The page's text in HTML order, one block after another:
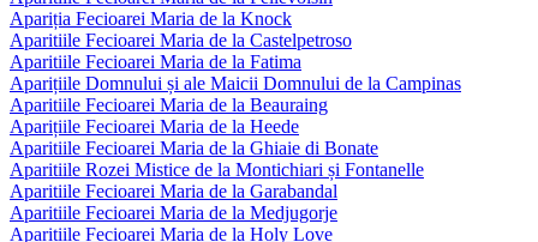
Apariția Fecioarei Maria de la Knock
Aparitiile Fecioarei Maria de la Castelpetroso
Aparitiile Fecioarei Maria de la Fatima
Aparițiile Domnului și ale Maicii Domnului de la Campinas
Aparitiile Fecioarei Maria de la Beauraing
Aparițiile Fecioarei Maria de la Heede
Aparitiile Fecioarei Maria de la Ghiaie di Bonate
Aparitiile Rozei Mistice de la Montichiari și Fontanelle
Aparitiile Fecioarei Maria de la Garabandal
Aparitiile Fecioarei Maria de la Medjugorje
Aparitiile Fecioarei Maria de la Holy Love